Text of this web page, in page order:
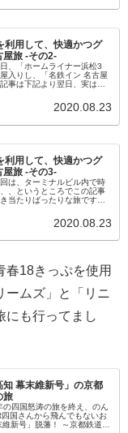
利用して、快適かつグ
屋旅 -その2-
、「ホームライナー浜松3
入りし、「名鉄イン 名古屋
事は下記より翌日、実は誕
2020.08.23
利用して、快適かつグ
屋旅 -その3-
は、ターミナルビル内で時
、というところでこの記事
当たりばったりな旅です
2020.08.23
春18きっぷを使用
ームズ」と「リニ
にも行ってまし
知 幕末維新号」の京都
旅
四国怒涛の旅を終え、のん
国さんから飛んでもないお
新号」脱藩！ ～京都鉄道博